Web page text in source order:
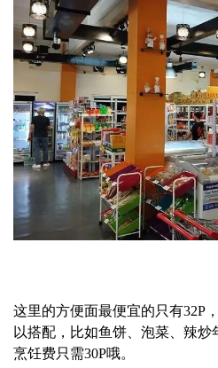
这里的方便面最便宜的只有32P
以搭配，比如鱼饼、泡菜、辣
烹饪费只需30P哦。